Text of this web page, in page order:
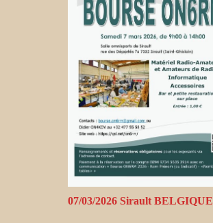
07/03/2026 Sirault BELGIQUE